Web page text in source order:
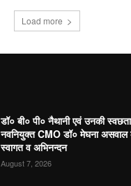
Load more
डॉ० बी० पी० नैथानी एवं उनकी
नवनियुक्त CMO डॉ० मेघना असवाल
स्वागत व अभिनन्दन
August 7, 2026